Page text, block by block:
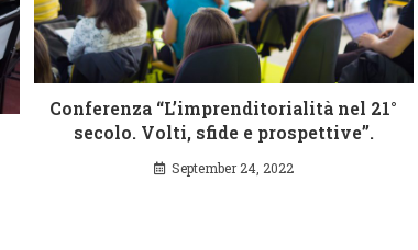
Conferenza “L’imprenditorialità nel 21°
secolo. Volti, sfide e prospettive”.
September 24, 2022